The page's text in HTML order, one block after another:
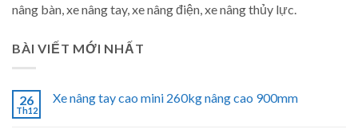
nâng bàn, xe nâng tay, xe nâng điện, xe nâng thủy lực.
BÀI VIẾT MỚI NHẤT
26
Th12
Xe nâng tay cao mini 260kg nâng cao 900mm